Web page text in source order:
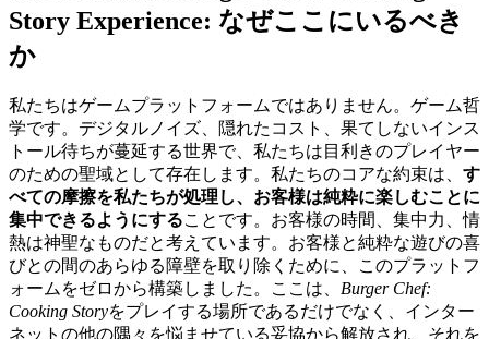
Story Experience: なぜここにいるべき
か
私たちはゲームプラットフォームではありません。ゲーム哲
学です。デジタルノイズ、隠れたコスト、果てしないインス
トール待ちが蔓延する世界で、私たちは目利きのプレイヤー
のための聖域として存在します。私たちのコアな約束は、 す
べての摩擦を私たちが処理し、お客様は純粋に楽しむことに
集中できるようにすることです。お客様の時間、集中力、情
熱は神聖なものだと考えています。お客様と純粋な遊びの喜
びとの間のあらゆる障壁を取り除くために、このプラットフ
ォームをゼロから構築しました。ここは、 Burger Chef:
Cooking Storyをプレイする場所であるだけでなく、インター
ネットの他の隅々を悩ませている妥協から解放され、それを